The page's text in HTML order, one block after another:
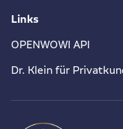
Links
OPENWOWI API
Dr. Klein für